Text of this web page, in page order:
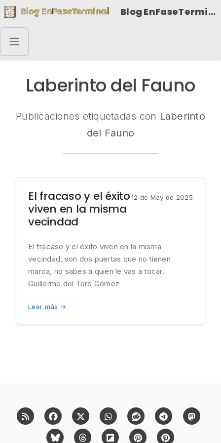
Blog EnFaseTerminal
Laberinto del Fauno
Publicaciones etiquetadas con Laberinto
del Fauno
El fracaso y el éxito
viven en la misma
vecindad
12 de May de 2025
El fracaso y el éxito viven en la misma
vecindad, son dos puertas que no tienen
marca, no sabes a quién le vas a tocar.
Guillermo del Toro Gómez
Leer más →
RSS FacebookX (Twitter)Whatsapp Reddit Telegram
Bluesky Threads Flipboard Pinterest